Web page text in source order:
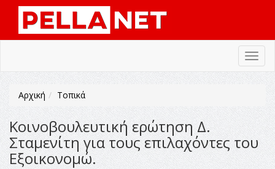
Αρχική Τοπικά
Κοινοβουλευτική ερώτηση Δ.
Σταμενίτη για τους επιλαχόντες του
Εξοικονομώ.